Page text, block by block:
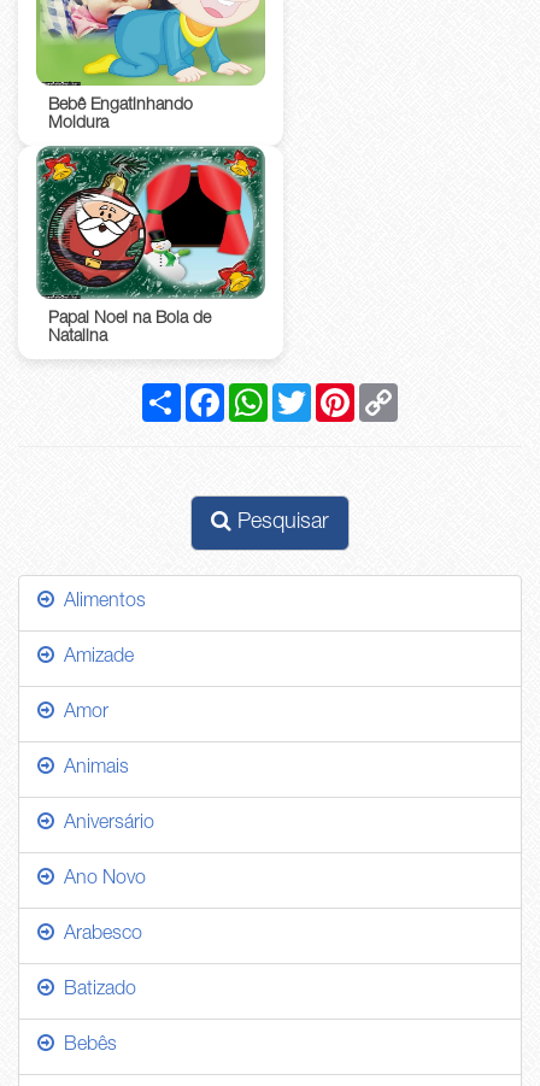
Bebê Engatinhando
Moldura
Papai Noel na Bola de
Natalina
Compartilhar
FacebookWhatsApp
Twitter Pinterest
Pesquisar
Alimentos
Amizade
Amor
Animais
Aniversário
Ano Novo
Arabesco
Batizado
Bebês